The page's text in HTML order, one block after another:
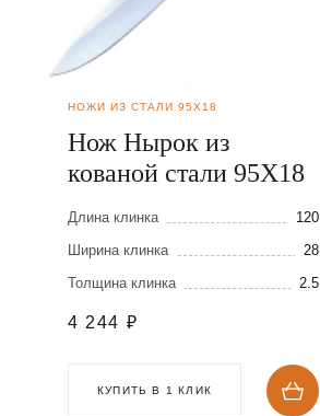
НОЖИ ИЗ СТАЛИ 95Х18
Нож Нырок из
кованой стали 95Х18
Длина клинка
120
Ширина клинка
28
Толщина клинка
2.5
4 244 ₽
КУПИТЬ В 1 КЛИК